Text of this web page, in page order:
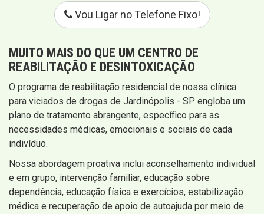
Vou Ligar no Telefone Fixo!
MUITO MAIS DO QUE UM CENTRO DE
REABILITAÇÃO E DESINTOXICAÇÃO
O programa de reabilitação residencial de nossa clínica
para viciados de drogas de Jardinópolis - SP engloba um
plano de tratamento abrangente, específico para as
necessidades médicas, emocionais e sociais de cada
indivíduo.
Nossa abordagem proativa inclui aconselhamento individual
e em grupo, intervenção familiar, educação sobre
dependência, educação física e exercícios, estabilização
médica e recuperação de apoio de autoajuda por meio de